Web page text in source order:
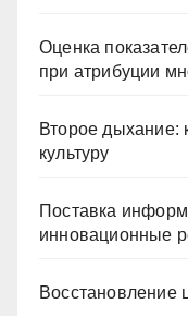
Оценка
при атрибуции
Второе дыхание:
культуру
Поставка
инновационные